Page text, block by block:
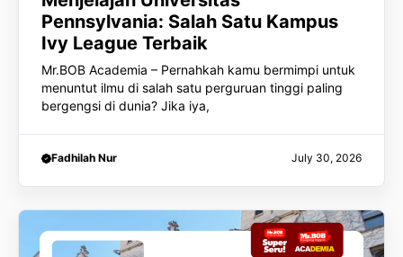
Pennsylvania: Salah Satu Kampus
Ivy League Terbaik
Mr.BOB Academia – Pernahkah kamu bermimpi untuk
menuntut ilmu di salah satu perguruan tinggi paling
bergengsi di dunia? Jika iya,
Fadhilah Nur July 30, 2026